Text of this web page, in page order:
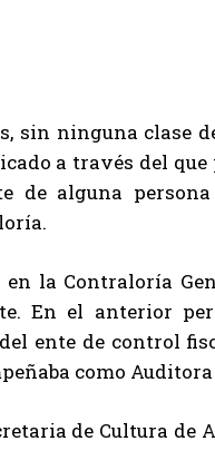
sin ninguna clase
a través del
de alguna
la Contraloría
En el anterior
ente de control
como
de Cultura de